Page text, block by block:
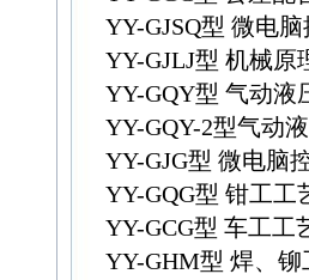
YY-GJSQ型 微电
YY-GJLJ型 机械
YY-GQY型 气动液
YY-GQY-2型气动
YY-GJG型 微电脑
YY-GQG型 钳工
YY-GCG型 车工工
YY-GHM型 焊、